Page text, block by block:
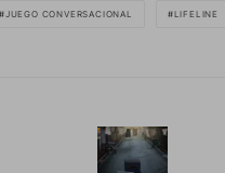
JUEGO CONVERSACIONAL LIFELINE